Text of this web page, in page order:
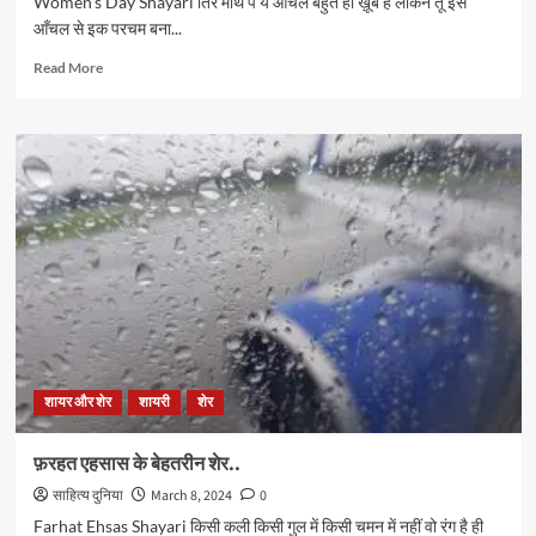
आँचल से इक परचम बना...
Read MoreRead
महिला
दिवस
पर
बेहतरीन
शेर..
शायर और शेर शायरी शेर
फ़रहत एहसास के बेहतरीन शेर..
साहित्य दुनिया March 8, 2024
0
Farhat Ehsas Shayari किसी कली किसी गुल में किसी चमन में नहीं वो रंग है ही